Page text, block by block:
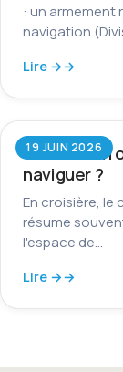
: un armement
navigation
Lire →
19 JUIN 2026
Catamaran
naviguer ?
En croisière,
résume
l'espace de…
Lire →